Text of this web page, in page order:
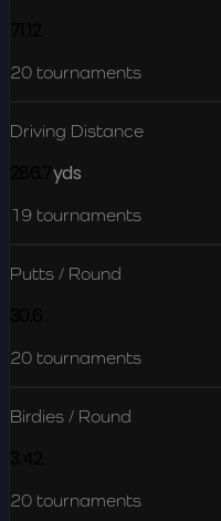
20 tournaments
Driving Distance
yds
19 tournaments
Putts / Round
20 tournaments
Birdies / Round
20 tournaments